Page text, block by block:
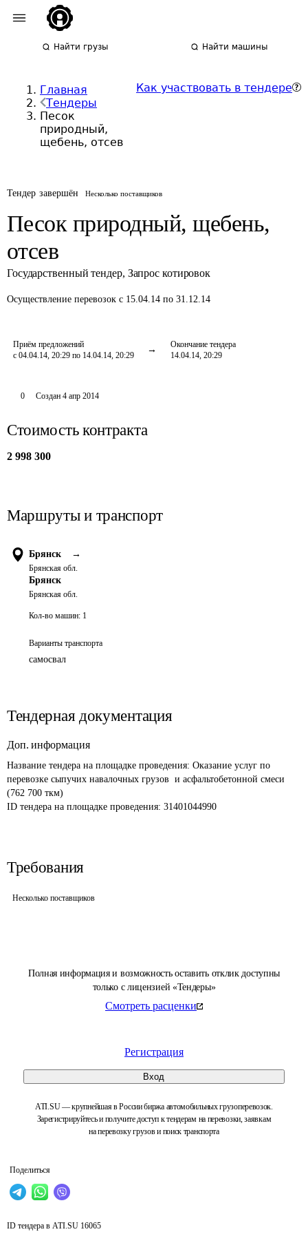
Найти грузы Найти машины
Главная
Тендеры
Песок
природный,
щебень, отсев
Как участвовать в тендере
Тендер завершён Несколько поставщиков
Песок природный, щебень,
отсев
Государственный тендер, Запрос котировок
Осуществление перевозок с 15.04.14 по 31.12.14
Приём предложений
с 04.04.14, 20:29 по 14.04.14, 20:29
Окончание тендера
14.04.14, 20:29
Полная информация и возможность оставить отклик доступны
только с лицензией «Тендеры»
Смотреть расценки
Регистрация
Вход
ATI.SU — крупнейшая в России биржа автомобильных грузоперевозок.
Зарегистрируйтесь и получите доступ к тендерам на перевозки, заявкам
на перевозку грузов и поиск транспорта
Поделиться
0 Создан 4 апр 2014
Стоимость контракта
2 998 300
Маршруты и транспорт
Брянск →
Брянская обл.
Брянск
Брянская обл.
Кол-во машин: 1
Варианты транспорта
самосвал
Тендерная документация
Доп. информация
Название тендера на площадке проведения: Оказание услуг по
перевозке сыпучих навалочных грузов  и асфальтобетонной смеси
(762 700 ткм)
ID тендера на площадке проведения: 31401044990
Требования
Несколько поставщиков
ID тендера в ATI.SU 16065